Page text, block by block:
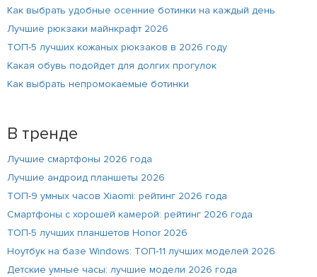
Как выбрать удобные осенние ботинки на каждый день
Лучшие рюкзаки майнкрафт 2026
ТОП-5 лучших кожаных рюкзаков в 2026 году
Какая обувь подойдет для долгих прогулок
Как выбрать непромокаемые ботинки
В тренде
Лучшие смартфоны 2026 года
Лучшие андроид планшеты 2026
ТОП-9 умных часов Xiaomi: рейтинг 2026 года
Смартфоны с хорошей камерой: рейтинг 2026 года
ТОП-5 лучших планшетов Honor 2026
Ноутбук на базе Windows: ТОП-11 лучших моделей 2026
Детские умные часы: лучшие модели 2026 года